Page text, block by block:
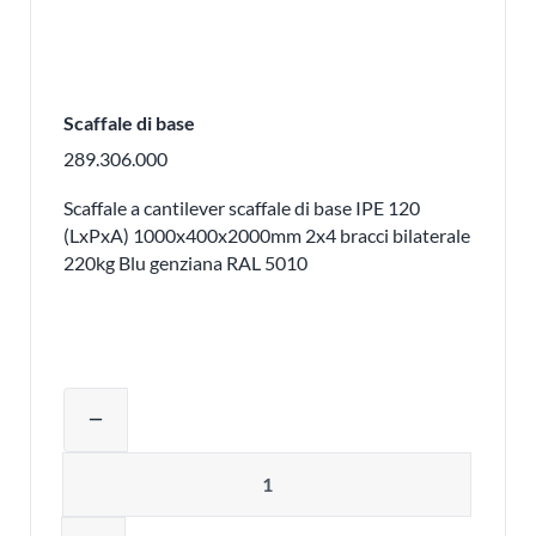
Scaffale di base
289.306.000
Scaffale a cantilever scaffale di base IPE 120
(LxPxA) 1000x400x2000mm 2x4 bracci bilaterale
220kg Blu genziana RAL 5010
remove